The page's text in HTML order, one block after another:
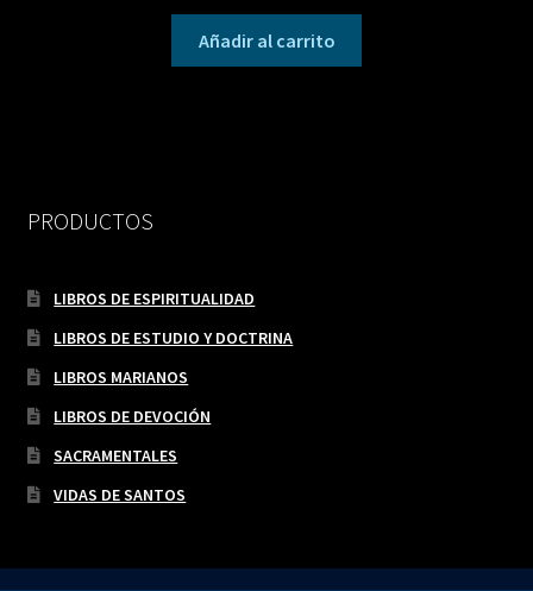
Añadir al carrito
PRODUCTOS
LIBROS DE ESPIRITUALIDAD
LIBROS DE ESTUDIO Y DOCTRINA
LIBROS MARIANOS
LIBROS DE DEVOCIÓN
SACRAMENTALES
VIDAS DE SANTOS